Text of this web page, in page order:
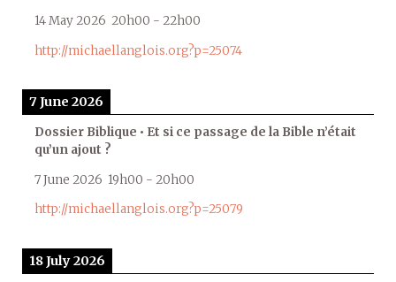
14 May 2026 20h00 - 22h00
http://michaellanglois.org?p=25074
7 June 2026
Dossier Biblique • Et si ce passage de la Bible n’était
qu’un ajout ?
7 June 2026 19h00 - 20h00
http://michaellanglois.org?p=25079
18 July 2026